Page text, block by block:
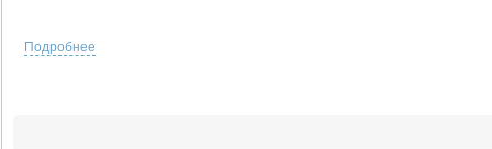
Подробнее